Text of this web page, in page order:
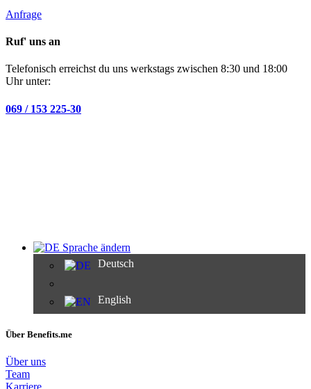
Anfrage
Ruf' uns an
Telefonisch erreichst du uns werkstags zwischen 8:30 und 18:00
Uhr unter:
069 / 153 225-30
Sprache ändern
Deutsch
English
Über Benefits.me
Über uns
Team